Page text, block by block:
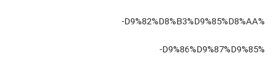
%D9%82%D8%B3%D9%85%D8%AA-
%D9%86%D9%87%D9%85-